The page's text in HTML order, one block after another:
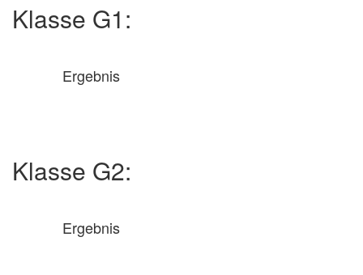
Klasse G1:
Ergebnis
Klasse G2:
Ergebnis